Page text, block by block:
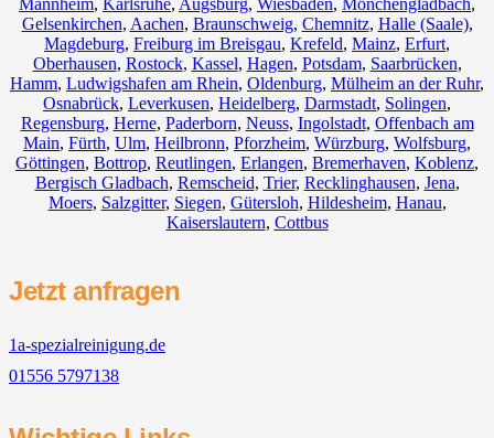
Mannheim, Karlsruhe, Augsburg, Wiesbaden, Mönchengladbach,
Gelsenkirchen, Aachen, Braunschweig, Chemnitz⁠, Halle (Saale),
Magdeburg, Freiburg im Breisgau, Krefeld, Mainz, Erfurt,
Oberhausen, Rostock, Kassel, Hagen, Potsdam, Saarbrücken,
Hamm, Ludwigshafen am Rhein, Oldenburg, Mülheim an der Ruhr,
Osnabrück, Leverkusen, Heidelberg, Darmstadt, Solingen,
Regensburg, Herne, Paderborn, Neuss, Ingolstadt, Offenbach am
Main, Fürth, Ulm, Heilbronn, Pforzheim, Würzburg, Wolfsburg,
Göttingen, Bottrop, Reutlingen, Erlangen, Bremerhaven, Koblenz,
Bergisch Gladbach, Remscheid, Trier, Recklinghausen, Jena,
Moers, Salzgitter, Siegen, Gütersloh, Hildesheim, Hanau,
Kaiserslautern, Cottbus
Jetzt anfragen
1a-spezialreinigung.de
01556 5797138